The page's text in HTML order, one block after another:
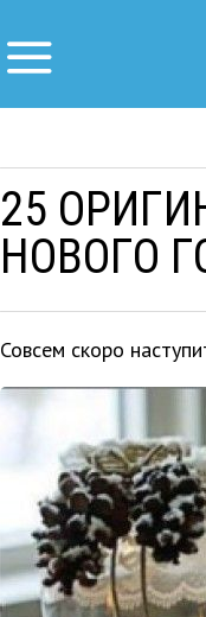
25
НОВОГО
Совсем скоро